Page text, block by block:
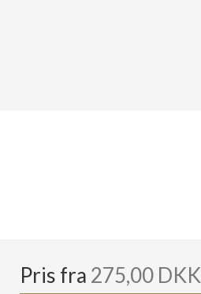
Pris fra 275,00 DKK